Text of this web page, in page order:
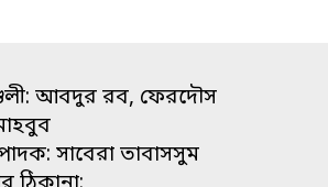
আবদুর রব, ফেরদৌস
সাবেরা তাবাসসুম